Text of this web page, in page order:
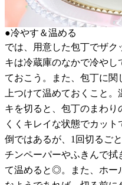
●冷やす＆温める
では、用意した包丁でザ
キは冷蔵庫のなかで冷や
ておこう。また、包丁に
上つけて温めておくこと
キを切ると、包丁のまわり
くくキレイな状態でカッ
倒ではあるが、1回切るご
チンペーパーやふきんで拭
て温めると◎。また、ホー